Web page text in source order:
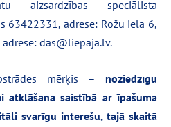
aizsardzības speciālista
63422331, adrese: Rožu iela 6,
das@liepaja.lv.
mērķis – noziedzīgu
atklāšana saistībā ar īpašuma
svarīgu interešu, tajā skaitā